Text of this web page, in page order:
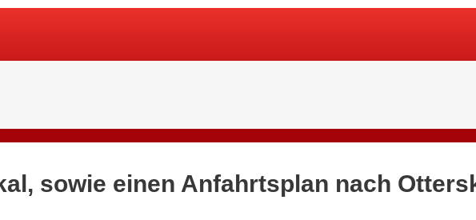
sowie einen Anfahrtsplan nach